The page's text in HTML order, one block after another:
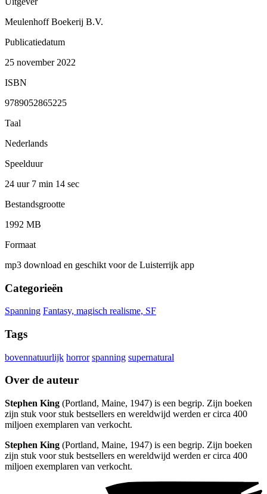
Meulenhoff Boekerij B.V.
Publicatiedatum
25 november 2022
ISBN
9789052865225
Taal
Nederlands
Speelduur
24 uur 7 min 14 sec
Bestandsgrootte
1992 MB
Formaat
mp3 download en geschikt voor de Luisterrijk app
Categorieën
Spanning Fantasy, magisch realisme, SF
Tags
bovennatuurlijk horror spanning supernatural
Over de auteur
Stephen King (Portland, Maine, 1947) is een begrip. Zijn boeken
zijn stuk voor stuk bestsellers en wereldwijd werden er circa 400
miljoen exemplaren van verkocht.
Stephen King (Portland, Maine, 1947) is een begrip. Zijn boeken
zijn stuk voor stuk bestsellers en wereldwijd werden er circa 400
miljoen exemplaren van verkocht.